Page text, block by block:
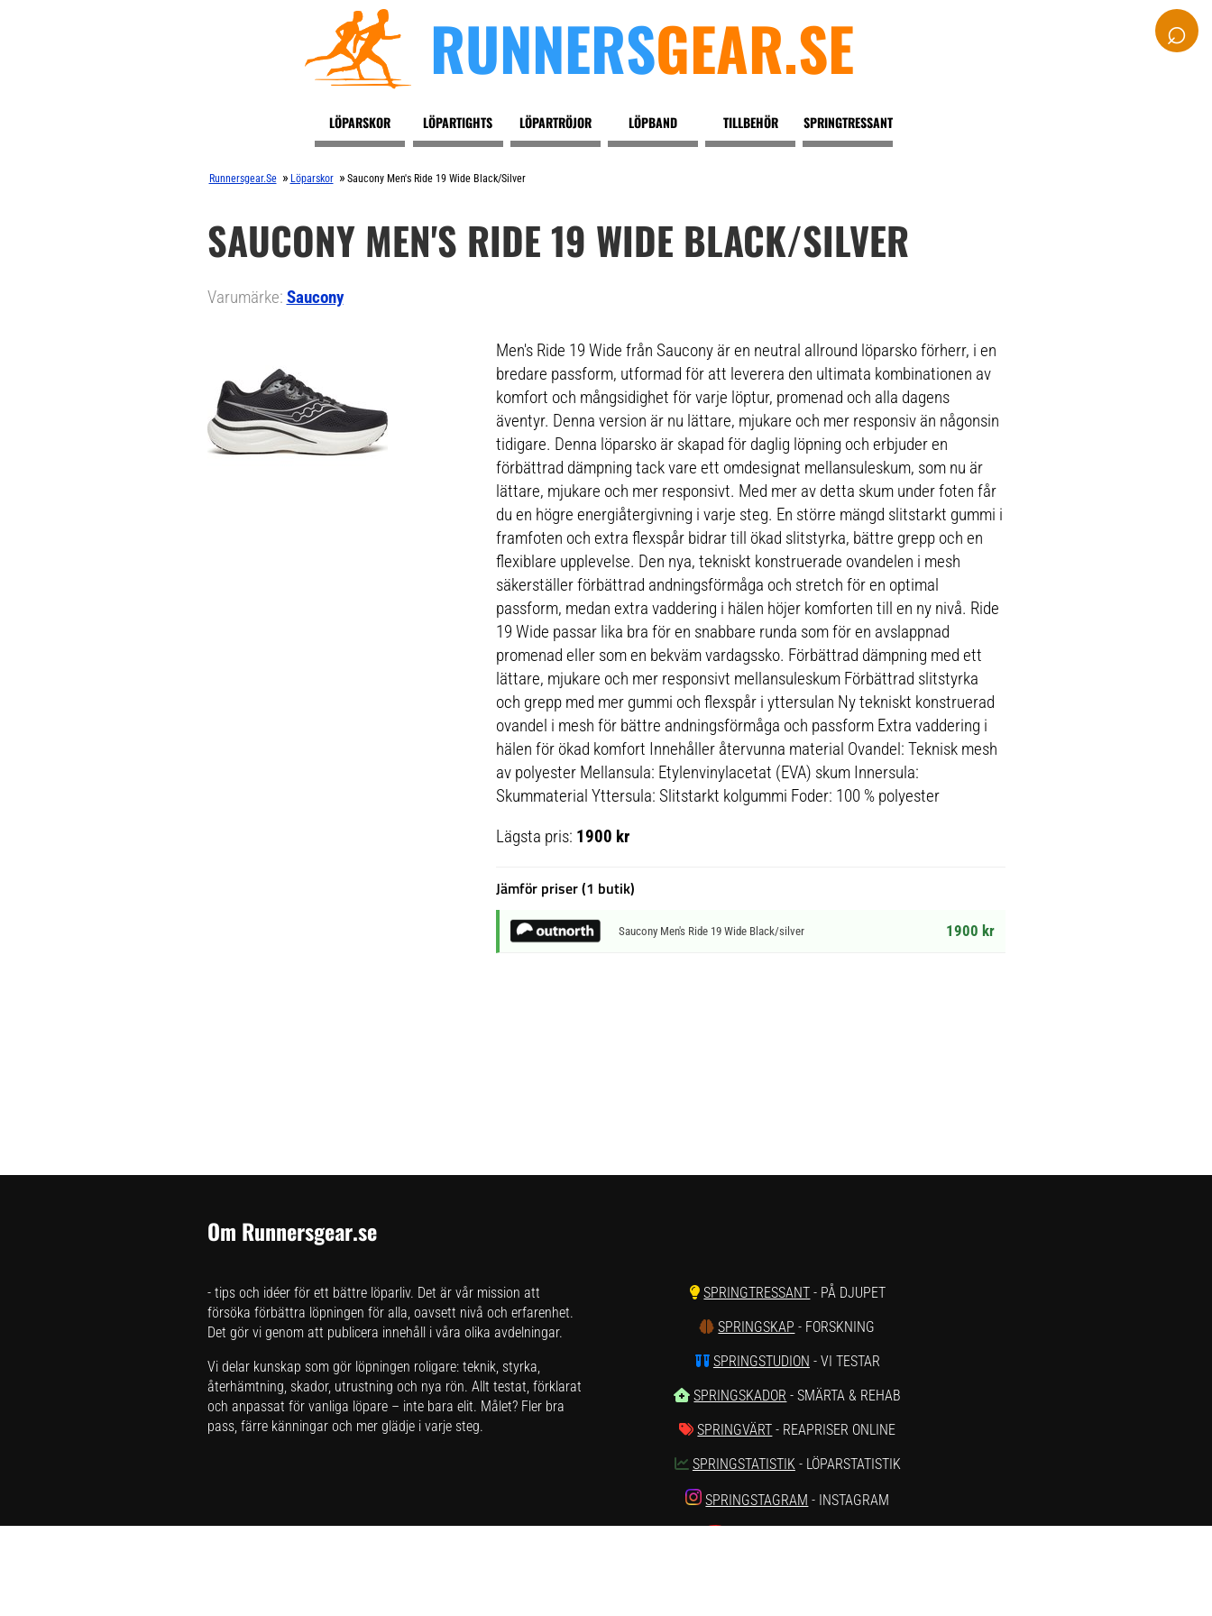
RUNNERSGEAR.SE ⌕
LÖPARSKOR LÖPARTIGHTS LÖPARTRÖJOR LÖPBAND TILLBEHÖR SPRINGTRESSANT
Runnersgear.se » Löparskor » Saucony Men's Ride 19 Wide Black/silver
SAUCONY MEN'S RIDE 19 WIDE BLACK/SILVER
Varumärke: Saucony
Men's Ride 19 Wide från Saucony är en neutral allround löparsko förherr, i en
bredare passform, utformad för att leverera den ultimata kombinationen av
komfort och mångsidighet för varje löptur, promenad och alla dagens
äventyr. Denna version är nu lättare, mjukare och mer responsiv än någonsin
tidigare. Denna löparsko är skapad för daglig löpning och erbjuder en
förbättrad dämpning tack vare ett omdesignat mellansuleskum, som nu är
lättare, mjukare och mer responsivt. Med mer av detta skum under foten får
du en högre energiåtergivning i varje steg. En större mängd slitstarkt gummi i
framfoten och extra flexspår bidrar till ökad slitstyrka, bättre grepp och en
flexiblare upplevelse. Den nya, tekniskt konstruerade ovandelen i mesh
säkerställer förbättrad andningsförmåga och stretch för en optimal
passform, medan extra vaddering i hälen höjer komforten till en ny nivå. Ride
19 Wide passar lika bra för en snabbare runda som för en avslappnad
promenad eller som en bekväm vardagssko. Förbättrad dämpning med ett
lättare, mjukare och mer responsivt mellansuleskum Förbättrad slitstyrka
och grepp med mer gummi och flexspår i yttersulan Ny tekniskt konstruerad
ovandel i mesh för bättre andningsförmåga och passform Extra vaddering i
hälen för ökad komfort Innehåller återvunna material Ovandel: Teknisk mesh
av polyester Mellansula: Etylenvinylacetat (EVA) skum Innersula:
Skummaterial Yttersula: Slitstarkt kolgummi Foder: 100 % polyester
Lägsta pris: 1900 kr
Jämför priser (1 butik)
Saucony Men's Ride 19 Wide Black/silver 1900 kr
Om Runnersgear.se
- tips och idéer för ett bättre löparliv. Det är vår mission att
försöka förbättra löpningen för alla, oavsett nivå och erfarenhet.
Det gör vi genom att publicera innehåll i våra olika avdelningar.
Vi delar kunskap som gör löpningen roligare: teknik, styrka,
återhämtning, skador, utrustning och nya rön. Allt testat, förklarat
och anpassat för vanliga löpare – inte bara elit. Målet? Fler bra
pass, färre känningar och mer glädje i varje steg.
SPRINGTRESSANT - PÅ DJUPET
SPRINGSKAP - FORSKNING
SPRINGSTUDION - VI TESTAR
SPRINGSKADOR - SMÄRTA & REHAB
SPRINGVÄRT - REAPRISER ONLINE
SPRINGSTATISTIK- LÖPARSTATISTIK
SPRINGSTAGRAM - INSTAGRAM